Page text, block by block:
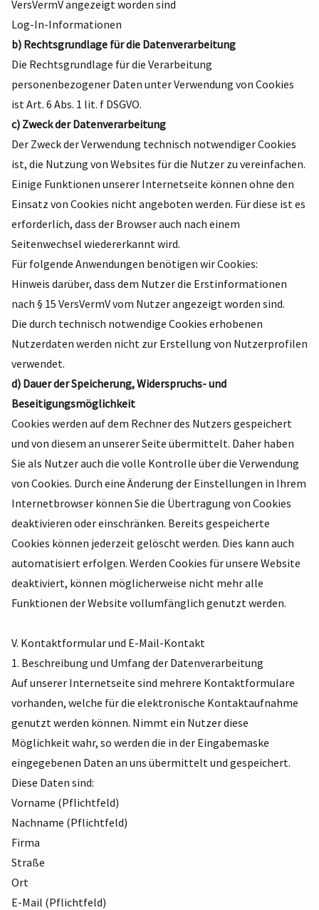
VersVermV angezeigt worden sind
Log-In-Informationen
b) Rechtsgrundlage für die Datenverarbeitung
Die Rechtsgrundlage für die Verarbeitung
personenbezogener Daten unter Verwendung von Cookies
ist Art. 6 Abs. 1 lit. f DSGVO.
c) Zweck der Datenverarbeitung
Der Zweck der Verwendung technisch notwendiger Cookies
ist, die Nutzung von Websites für die Nutzer zu vereinfachen.
Einige Funktionen unserer Internetseite können ohne den
Einsatz von Cookies nicht angeboten werden. Für diese ist es
erforderlich, dass der Browser auch nach einem
Seitenwechsel wiedererkannt wird.
Für folgende Anwendungen benötigen wir Cookies:
Hinweis darüber, dass dem Nutzer die Erstinformationen
nach § 15 VersVermV vom Nutzer angezeigt worden sind.
Die durch technisch notwendige Cookies erhobenen
Nutzerdaten werden nicht zur Erstellung von Nutzerprofilen
verwendet.
d) Dauer der Speicherung, Widerspruchs- und
Beseitigungsmöglichkeit
Cookies werden auf dem Rechner des Nutzers gespeichert
und von diesem an unserer Seite übermittelt. Daher haben
Sie als Nutzer auch die volle Kontrolle über die Verwendung
von Cookies. Durch eine Änderung der Einstellungen in Ihrem
Internetbrowser können Sie die Übertragung von Cookies
deaktivieren oder einschränken. Bereits gespeicherte
Cookies können jederzeit gelöscht werden. Dies kann auch
automatisiert erfolgen. Werden Cookies für unsere Website
deaktiviert, können möglicherweise nicht mehr alle
Funktionen der Website vollumfänglich genutzt werden.
V. Kontaktformular und E-Mail-Kontakt
1. Beschreibung und Umfang der Datenverarbeitung
Auf unserer Internetseite sind mehrere Kontaktformulare
vorhanden, welche für die elektronische Kontaktaufnahme
genutzt werden können. Nimmt ein Nutzer diese
Möglichkeit wahr, so werden die in der Eingabemaske
eingegebenen Daten an uns übermittelt und gespeichert.
Diese Daten sind:
Vorname (Pflichtfeld)
Nachname (Pflichtfeld)
Firma
Straße
Ort
E-Mail (Pflichtfeld)